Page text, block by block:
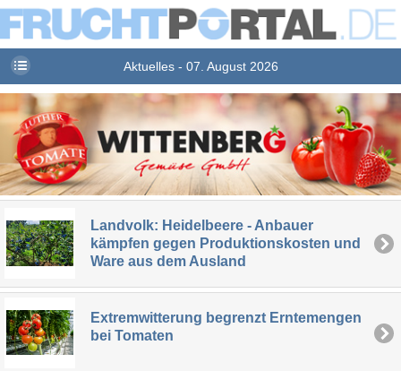
Aktuelles - 07. August 2026
Landvolk: Heidelbeere - Anbauer
kämpfen gegen Produktionskosten und
Ware aus dem Ausland
Extremwitterung begrenzt Erntemengen
bei Tomaten